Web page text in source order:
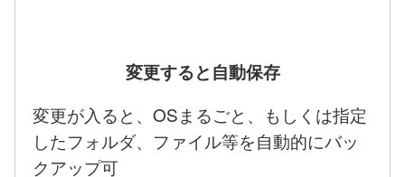
変更すると自動保存
変更が入ると、OSまるごと、もしくは指定
したフォルダ、ファイル等を自動的にバッ
クアップ可